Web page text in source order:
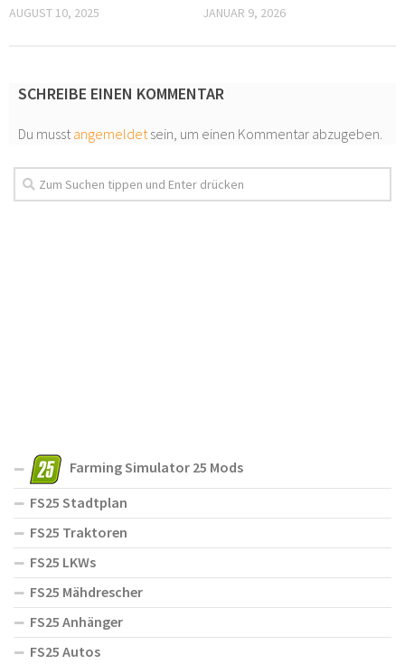
AUGUST 10, 2025 JANUAR 9, 2026
SCHREIBE EINEN KOMMENTAR
Du musstangemeldetsein, um einen Kommentar abzugeben.
Farming Simulator 25 Mods
FS25 Stadtplan
FS25 Traktoren
FS25 LKWs
FS25 Mähdrescher
FS25 Anhänger
FS25 Autos